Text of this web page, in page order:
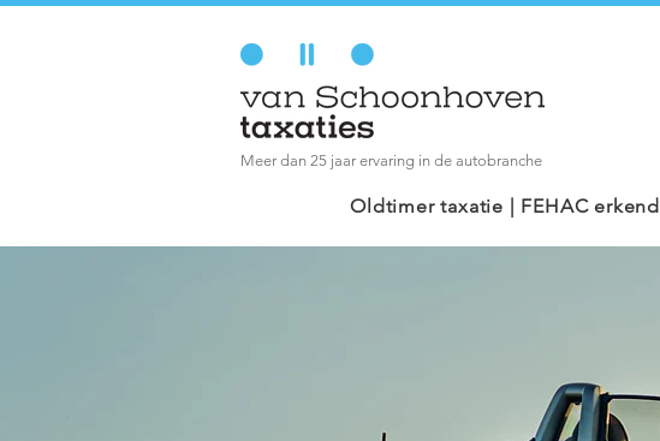
Meer dan 25 jaar ervaring in de autobranche
Oldtimer taxatie | FEHAC erkend